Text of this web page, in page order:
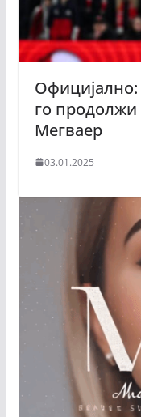
Официјално:
го продолжи
Мегваер
03.01.2025